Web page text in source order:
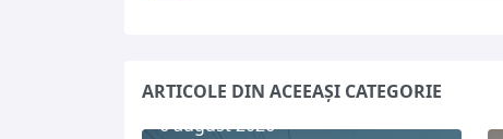
ARTICOLE DIN ACEEAȘI CATEGORIE
6 august 2026